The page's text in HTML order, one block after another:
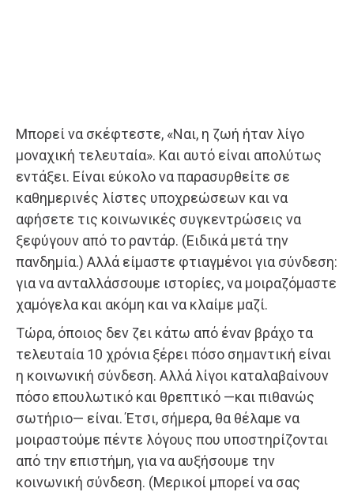
Μπορεί να σκέφτεστε, «Ναι, η ζωή ήταν λίγο
μοναχική τελευταία». Και αυτό είναι απολύτως
εντάξει. Είναι εύκολο να παρασυρθείτε σε
καθημερινές λίστες υποχρεώσεων και να
αφήσετε τις κοινωνικές συγκεντρώσεις να
ξεφύγουν από το ραντάρ. (Ειδικά μετά την
πανδημία.) Αλλά είμαστε φτιαγμένοι για σύνδεση:
για να ανταλλάσσουμε ιστορίες, να μοιραζόμαστε
χαμόγελα και ακόμη και να κλαίμε μαζί.
Τώρα, όποιος δεν ζει κάτω από έναν βράχο τα
τελευταία 10 χρόνια ξέρει πόσο σημαντική είναι
η κοινωνική σύνδεση. Αλλά λίγοι καταλαβαίνουν
πόσο επουλωτικό και θρεπτικό —και πιθανώς
σωτήριο— είναι. Έτσι, σήμερα, θα θέλαμε να
μοιραστούμε πέντε λόγους που υποστηρίζονται
από την επιστήμη, για να αυξήσουμε την
κοινωνική σύνδεση. (Μερικοί μπορεί να σας